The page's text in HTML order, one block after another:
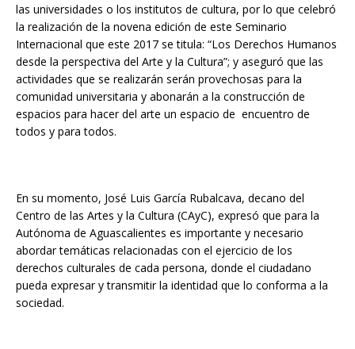
las universidades o los institutos de cultura, por lo que celebró
la realización de la novena edición de este Seminario
Internacional que este 2017 se titula: “Los Derechos Humanos
desde la perspectiva del Arte y la Cultura”; y aseguró que las
actividades que se realizarán serán provechosas para la
comunidad universitaria y abonarán a la construcción de
espacios para hacer del arte un espacio de encuentro de
todos y para todos.
En su momento, José Luis García Rubalcava, decano del
Centro de las Artes y la Cultura (CAyC), expresó que para la
Autónoma de Aguascalientes es importante y necesario
abordar temáticas relacionadas con el ejercicio de los
derechos culturales de cada persona, donde el ciudadano
pueda expresar y transmitir la identidad que lo conforma a la
sociedad.